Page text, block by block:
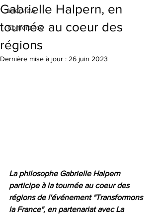
Interview
Conférence
Gabrielle Halpern, en
tournée au coeur des
régions
Dernière mise à jour : 26 juin 2023
La philosophe Gabrielle Halpern
participe à la tournée au coeur des
régions de l'événement "Transformons
la France", en partenariat avec La